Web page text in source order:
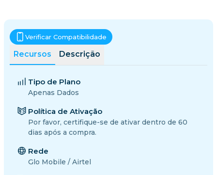
Recursos Descrição
Verificar Compatibilidade
Tipo de Plano
Apenas Dados
Política de Ativação
Por favor, certifique-se de ativar dentro de 60
dias após a compra.
Rede
Glo Mobile / Airtel